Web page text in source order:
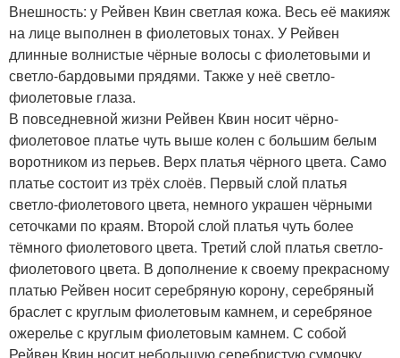
Внешность: у Рейвен Квин светлая кожа. Весь её макияж
на лице выполнен в фиолетовых тонах. У Рейвен
длинные волнистые чёрные волосы с фиолетовыми и
светло-бардовыми прядями. Также у неё светло-
фиолетовые глаза.
В повседневной жизни Рейвен Квин носит чёрно-
фиолетовое платье чуть выше колен с большим белым
воротником из перьев. Верх платья чёрного цвета. Само
платье состоит из трёх слоёв. Первый слой платья
светло-фиолетового цвета, немного украшен чёрными
сеточками по краям. Второй слой платья чуть более
тёмного фиолетового цвета. Третий слой платья светло-
фиолетового цвета. В дополнение к своему прекрасному
платью Рейвен носит серебряную корону, серебряный
браслет с круглым фиолетовым камнем, и серебряное
ожерелье с круглым фиолетовым камнем. С собой